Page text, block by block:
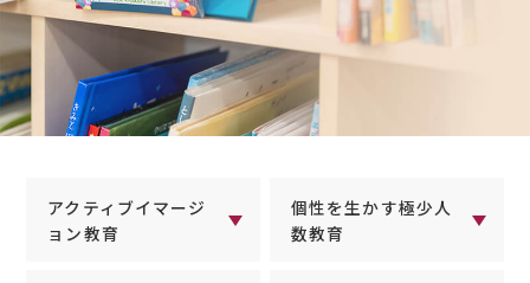
アクティブイマージ
ョン教育
個性を生かす極少人
数教育